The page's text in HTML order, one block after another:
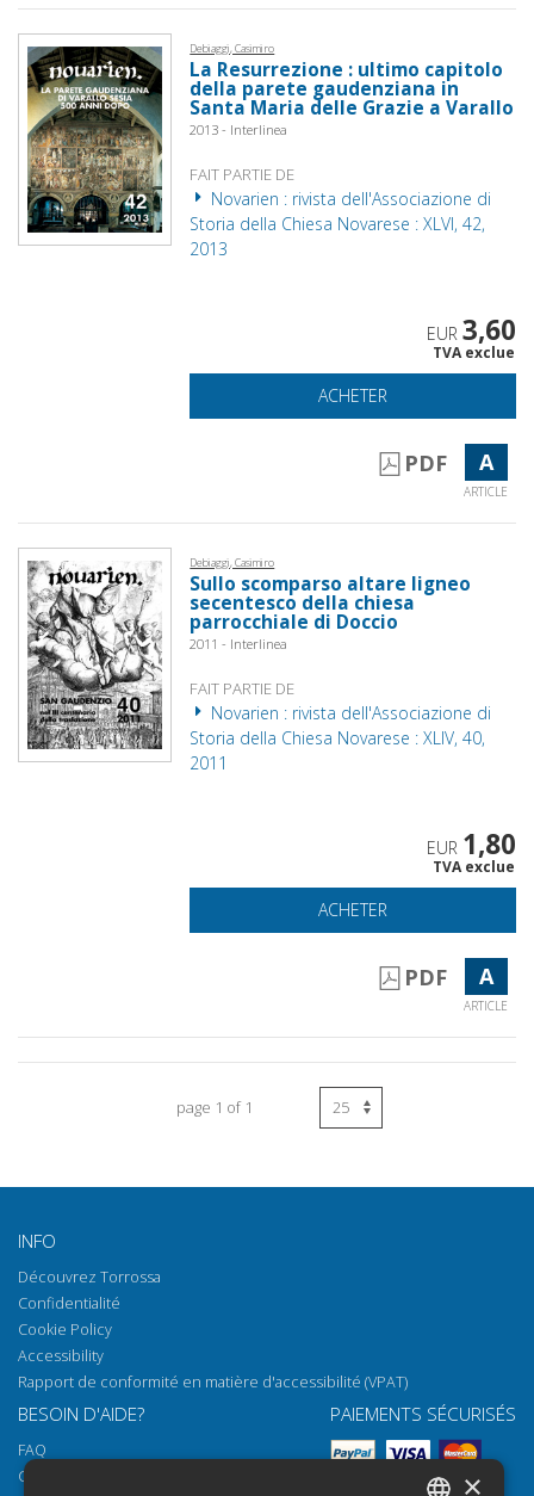
Debiaggi, Casimiro
La Resurrezione : ultimo capitolo
della parete gaudenziana in
Santa Maria delle Grazie a Varallo
2013 - Interlinea
FAIT PARTIE DE
Novarien : rivista dell'Associazione di
Storia della Chiesa Novarese : XLVI, 42,
2013
EUR 3,60
TVA exclue
ACHETER
PDF A
ARTICLE
Debiaggi, Casimiro
Sullo scomparso altare ligneo
secentesco della chiesa
parrocchiale di Doccio
2011 - Interlinea
FAIT PARTIE DE
Novarien : rivista dell'Associazione di
Storia della Chiesa Novarese : XLIV, 40,
2011
EUR 1,80
TVA exclue
ACHETER
PDF A
ARTICLE
page 1 of 1
INFO
Découvrez Torrossa
Confidentialité
Cookie Policy
Accessibility
Rapport de conformité en matière d'accessibilité (VPAT)
BESOIN D'AIDE?
FAQ
Comment ouvrir nos documents
PAIEMENTS SÉCURISÉS
×